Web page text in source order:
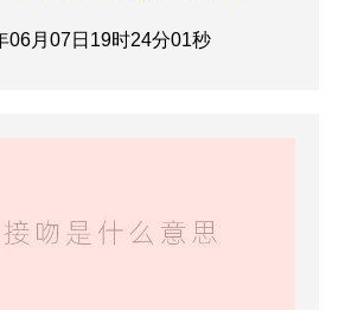
06月07日19时24分01秒